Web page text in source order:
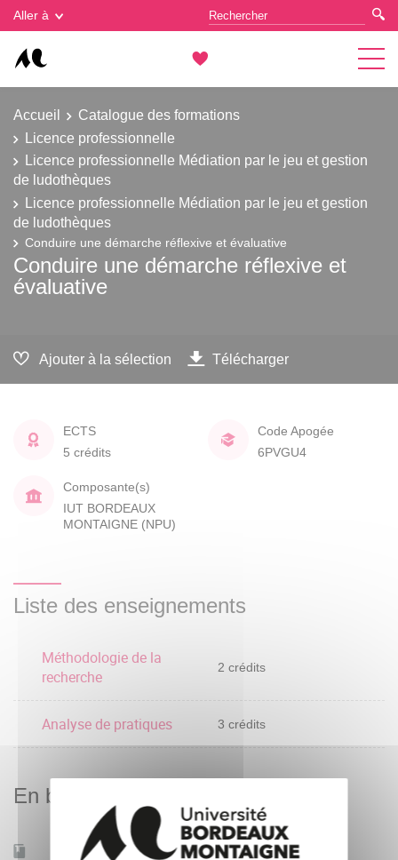
Aller à
Accueil
Catalogue des formations
Licence professionnelle
Licence professionnelle Médiation par le jeu et gestion
de ludothèques
Licence professionnelle Médiation par le jeu et gestion
de ludothèques
Conduire une démarche réflexive et évaluative
Conduire une démarche réflexive et
évaluative
Ajouter à la sélection Télécharger
ECTS
5 crédits
Code Apogée
6PVGU4
Composante(s)
IUT BORDEAUX
MONTAIGNE (NPU)
Liste des enseignements
Méthodologie de la
recherche
2 crédits
Analyse de pratiques 3 crédits
En bref
Accessible à distance Non
Gestion des cookies